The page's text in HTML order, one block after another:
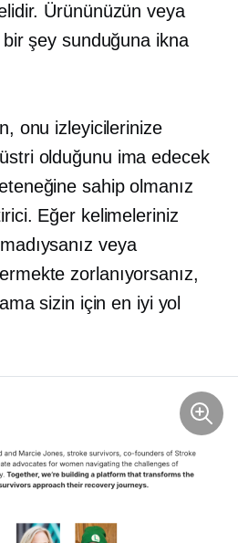
Ürününüzün veya
şey sunduğuna ikna
onu izleyicilerinize
olduğunu ima edecek
sahip olmanız
Eğer kelimeleriniz
veya
zorlanıyorsanız,
sizin için en iyi yol